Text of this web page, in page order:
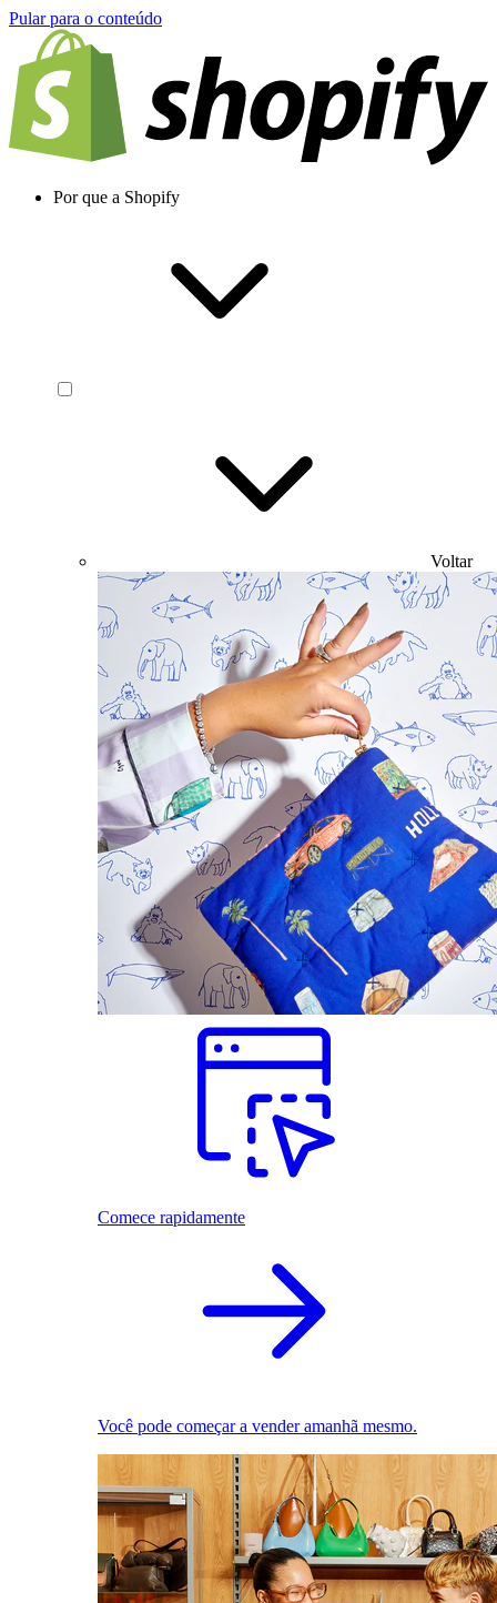
Pular para o conteúdo
Por que a Shopify
Voltar
Comece rapidamente
Você pode começar a vender amanhã mesmo.